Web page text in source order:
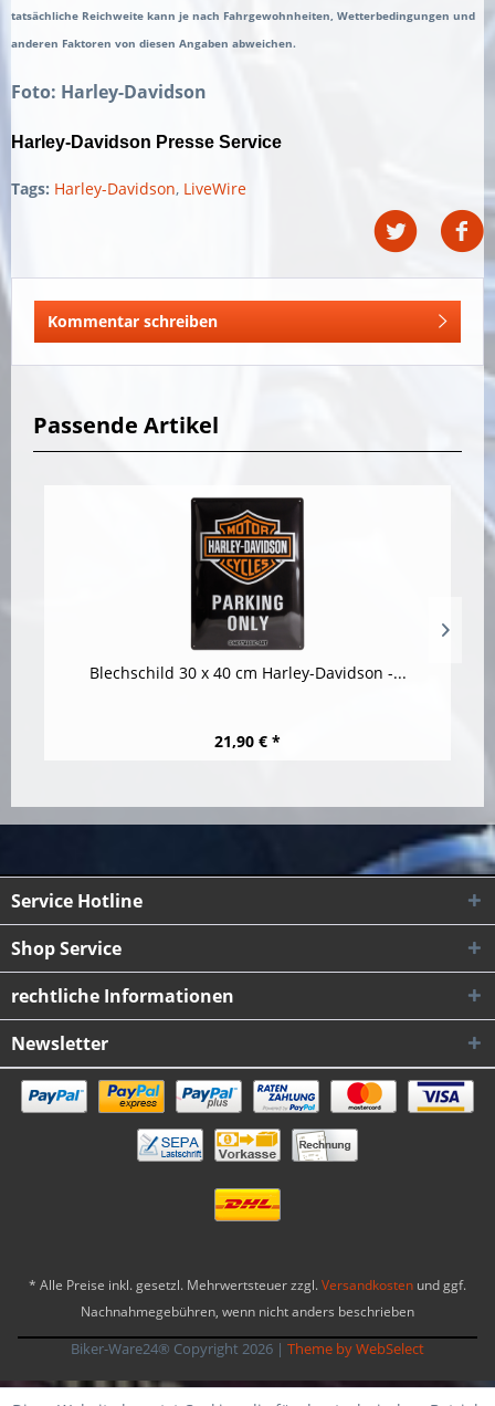
tatsächliche Reichweite kann je nach Fahrgewohnheiten, Wetterbedingungen und
anderen Faktoren von diesen Angaben abweichen.
Foto: Harley-Davidson
Harley-Davidson Presse Service
Tags: Harley-Davidson, LiveWire
Kommentar schreiben
Passende Artikel
Blechschild 30 x 40 cm Harley-Davidson -...
21,90 € *
Service Hotline
Shop Service
rechtliche Informationen
Newsletter
* Alle Preise inkl. gesetzl. Mehrwertsteuer zzgl.Versandkosten und ggf.
Nachnahmegebühren, wenn nicht anders beschrieben
Biker-Ware24® Copyright 2026 | Theme by WebSelect